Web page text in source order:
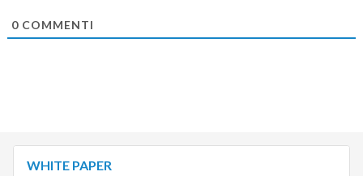
0COMMENTI
WHITE PAPER